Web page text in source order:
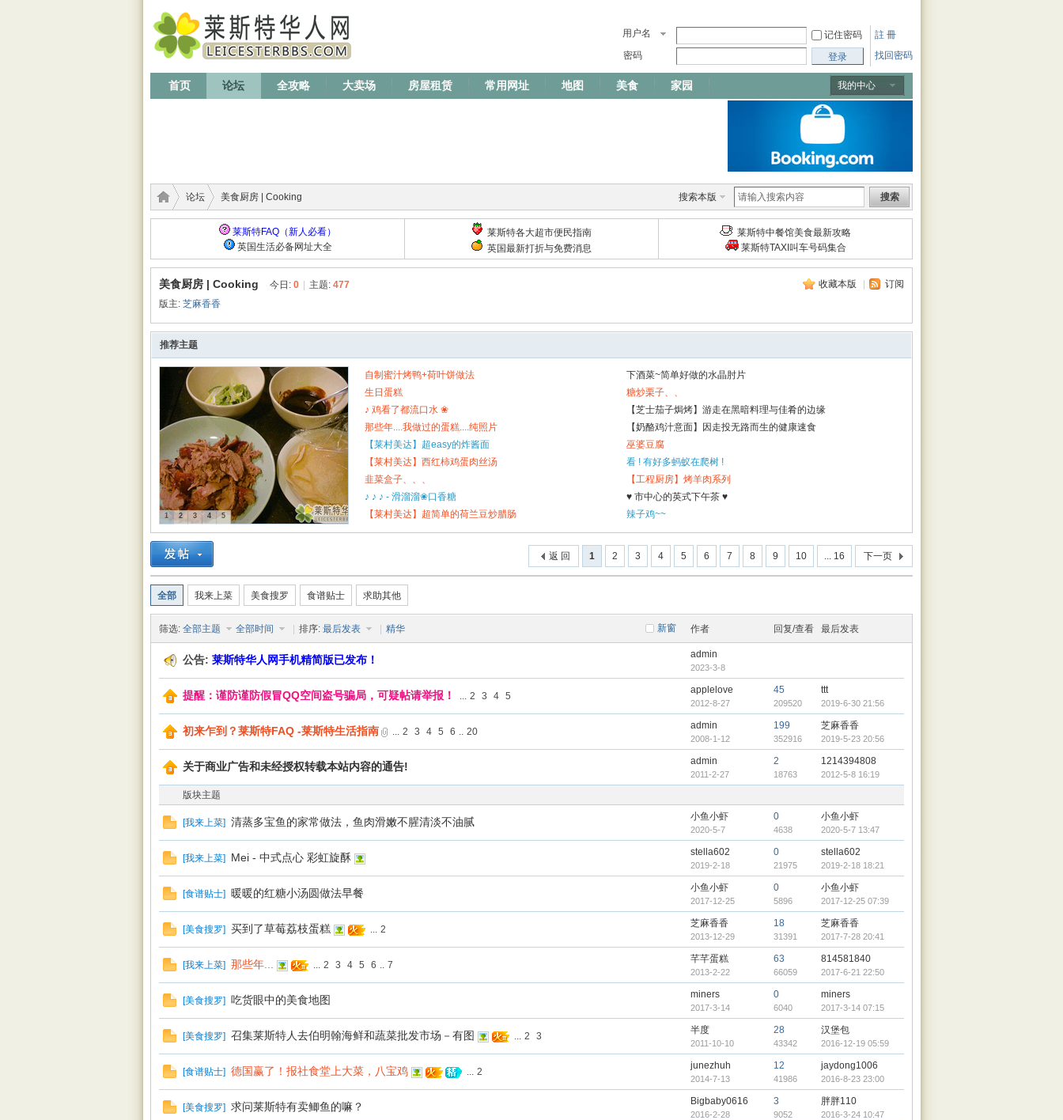
註 冊
找回密码
用户名
记住密码
密码
登录
我的中心
首页 论坛 全攻略 大卖场 房屋租赁 常用网址 地图 美食 家园
搜索本版 搜索
特华
人网
Leic
este
论坛 美食厨房 | Cooking
莱斯特FAQ（新人必看）
英国生活必备网址大全
莱斯特各大超市便民指南
英国最新打折与免费消息
莱斯特中餐馆美食最新攻略
莱斯特TAXI叫车号码集合
收藏本版 订阅
美食厨房 | Cooking 今日: 0 主题: 477
版主: 芝麻香香
推荐主题
1 2 3 4 5
自制蜜汁烤鸭+荷叶饼做法
下酒菜~简单好做的水晶肘片
生日蛋糕
糖炒栗子、、
♪ 鸡看了都流口水 ❀
【芝士茄子焗烤】游走在黑暗料理与佳肴的边缘
那些年....我做过的蛋糕....纯照片
【奶酪鸡汁意面】因走投无路而生的健康速食
【莱村美达】超easy的炸酱面
巫婆豆腐
【莱村美达】西红柿鸡蛋肉丝汤
看 ! 有好多蚂蚁在爬树 !
韭菜盒子、、、
【工程厨房】烤羊肉系列
♪ ♪ ♪ - 滑溜溜❀口香糖
♥ 市中心的英式下午茶 ♥
【莱村美达】超简单的荷兰豆炒腊肠
辣子鸡~~
1 2 3 4 5 6 7 8 9 10 ... 16 下一页
返 回
全部 我来上菜 美食搜罗 食谱贴士 求助其他
新窗
筛选: 全部主题 全部时间 排序: 最后发表 精华 作者 回复/查看 最后发表
公告: 莱斯特华人网手机精简版已发布！ admin
2023-3-8
提醒：谨防谨防假冒QQ空间盗号骗局，可疑帖请举报！ ... 2 3 4 5
applelove
2012-8-27
45
209520
ttt
2019-6-30 21:56
初来乍到？莱斯特FAQ -莱斯特生活指南 ... 2 3 4 5 6 .. 20
admin
2008-1-12
199
352916
芝麻香香
2019-5-23 20:56
关于商业广告和未经授权转载本站内容的通告! admin
2011-2-27
2
18763
1214394808
2012-5-8 16:19
版块主题
[我来上菜] 清蒸多宝鱼的家常做法，鱼肉滑嫩不腥清淡不油腻 小鱼小虾
2020-5-7
0
4638
小鱼小虾
2020-5-7 13:47
[我来上菜] Mei - 中式点心 彩虹旋酥 stella602
2019-2-18
0
21975
stella602
2019-2-18 18:21
[食谱贴士] 暖暖的红糖小汤圆做法早餐 小鱼小虾
2017-12-25
0
5896
小鱼小虾
2017-12-25 07:39
[美食搜罗] 买到了草莓荔枝蛋糕 ... 2
芝麻香香
2013-12-29
18
31391
芝麻香香
2017-7-28 20:41
[我来上菜] 那些年... ... 2 3 4 5 6 .. 7
芊芊蛋糕
2013-2-22
63
66059
814581840
2017-6-21 22:50
[美食搜罗] 吃货眼中的美食地图 miners
2017-3-14
0
6040
miners
2017-3-14 07:15
[美食搜罗] 召集莱斯特人去伯明翰海鲜和蔬菜批发市场－有图 ... 2 3
半度
2011-10-10
28
43342
汉堡包
2016-12-19 05:59
[食谱贴士] 德国赢了！报社食堂上大菜，八宝鸡 ... 2
junezhuh
2014-7-13
12
41986
jaydong1006
2016-8-23 23:00
[美食搜罗] 求问莱斯特有卖鲫鱼的嘛？ Bigbaby0616
2016-2-28
3
9052
胖胖110
2016-3-24 10:47